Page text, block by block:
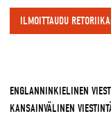
ILMOITTAUDU
ENGLANNINKIELINEN
KANSAINVÄLINEN